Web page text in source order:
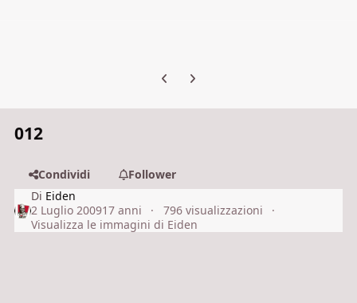
Previous carousel slide
Next carousel slide
012
Condividi
Follower
Di Eiden
2 Luglio 200917 anni
796 visualizzazioni
Visualizza le immagini di Eiden